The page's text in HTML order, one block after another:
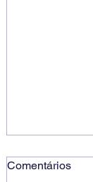
Comentários